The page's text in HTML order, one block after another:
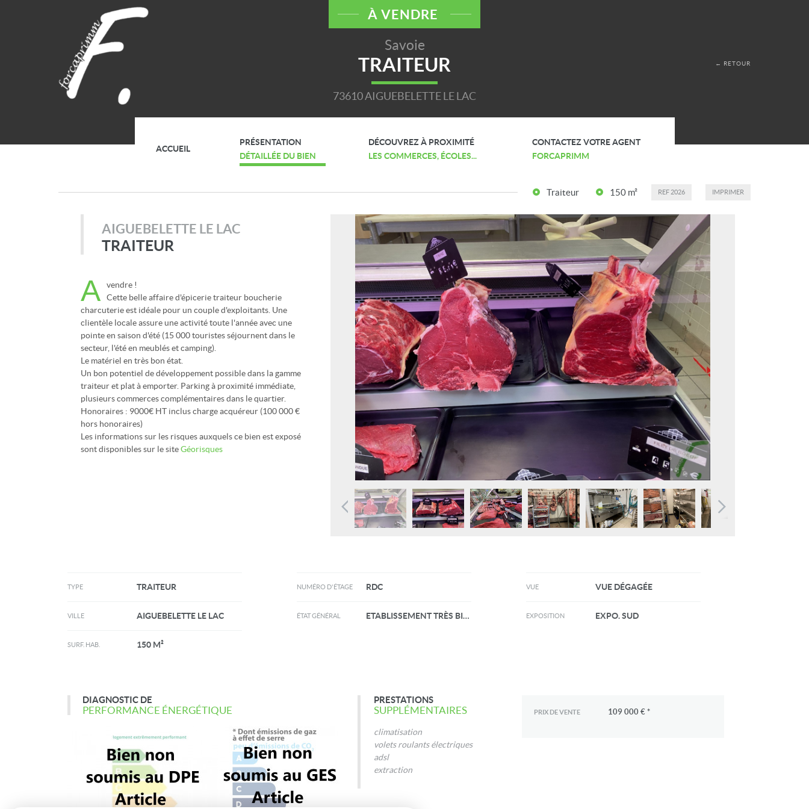
← RETOUR
À VENDRE
Savoie
TRAITEUR
73610 AIGUEBELETTE LE LAC
ACCUEIL
PRÉSENTATION
DÉTAILLÉE DU BIEN
DÉCOUVREZ À PROXIMITÉ
LES COMMERCES, ÉCOLES...
CONTACTEZ VOTRE AGENT
FORCAPRIMM
Traiteur 150 m² REF 2026 IMPRIMER
AIGUEBELETTE LE LAC
TRAITEUR
A
vendre !
Cette belle affaire d'épicerie traiteur boucherie
charcuterie est idéale pour un couple d'exploitants. Une
clientèle locale assure une activité toute l'année avec une
pointe en saison d'été (15 000 touristes séjournent dans le
secteur, l'été en meublés et camping).
Le matériel en très bon état.
Un bon potentiel de développement possible dans la gamme
traiteur et plat à emporter. Parking à proximité immédiate,
plusieurs commerces complémentaires dans le quartier.
Honoraires : 9000€ HT inclus charge acquéreur (100 000 €
hors honoraires)
Les informations sur les risques auxquels ce bien est exposé
sont disponibles sur le siteGéorisques
TYPE TRAITEUR
VILLE AIGUEBELETTE LE LAC
SURF. HAB. 150 M²
NUMÉRO D'ÉTAGE RDC
ÉTAT GÉNÉRAL ETABLISSEMENT TRÈS BIEN TENU, ACTIVITÉS AJOUTÉES VENTE DE VIN DE FROMAGE UN PEU D'ÉPICERIE
VUE VUE DÉGAGÉE
EXPOSITION EXPO. SUD
DIAGNOSTIC DE
PERFORMANCE ÉNERGÉTIQUE
PRESTATIONS
SUPPLÉMENTAIRES
climatisation
volets roulants électriques
adsl
extraction
PRIX DE VENTE 109 000 € *